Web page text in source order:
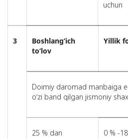
uchun
3
Boshlang‘ich
to‘lov
Yillik
Doimiy daromad manbaiga
o‘zi band qilgan jismoniy
25 % dan 0 % -